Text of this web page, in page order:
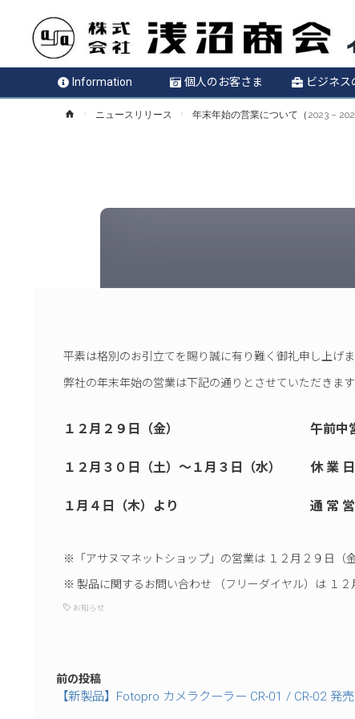
Information 個人のお客さま ビジネス
ホ
ニュースリリース 年末年始の営業について（2023 –
平素は格別のお引立てを賜り誠に有り難く御礼申し上げま
弊社の年末年始の営業は下記の通りとさせていただきま
１２月２９日（金） 午前中
１２月３０日（土）～１月３日（水） 休 業 日
１月４日（木）より 通 常 営
※「アサヌマネットショップ」の営業は １２月２９日（
※ 製品に関するお問い合わせ （フリーダイヤル）は １
お知らせ
前の投稿
【新製品】Fotopro カメラクーラー CR-01 / CR-02 発